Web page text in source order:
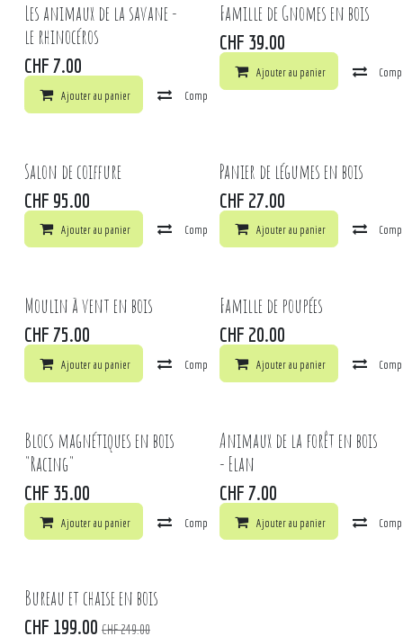
Les animaux de la savane -
le rhinocéros
CHF 7.00
Ajouter au panier Comparer
Famille de Gnomes en bois
CHF 39.00
Ajouter au panier
Salon de coiffure
CHF 95.00
Ajouter au panier Comparer Ajouter à la liste de souhaits
Panier de légumes en bois
CHF 27.00
Ajouter au panier
Moulin à vent en bois
CHF 75.00
Ajouter au panier Comparer Ajouter à la liste de souhaits
Famille de poupées
CHF 20.00
Ajouter au panier
Blocs magnétiques en bois
"Racing"
CHF 35.00
Ajouter au panier Comparer Ajouter à la liste de souhaits
Animaux de la forêt en bois
- Elan
CHF 7.00
Ajouter au panier
Bureau et chaise en bois
CHF 199.00 CHF249.00